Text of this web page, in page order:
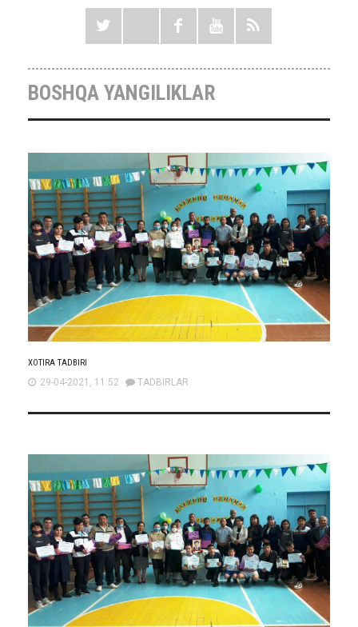
BOSHQA YANGILIKLAR
XOTIRA TADBIRI
29-04-2021, 11:52 TADBIRLAR